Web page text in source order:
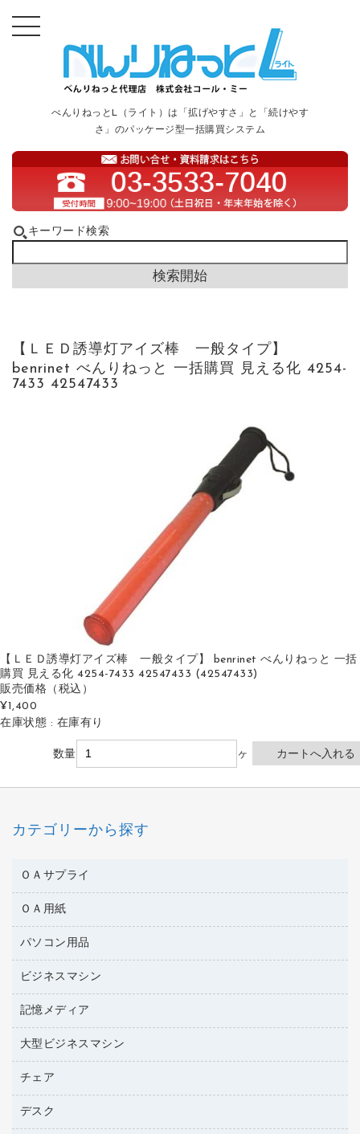
べんりねっとL（ライト）は「拡げやすさ」と「続けやす
さ」のパッケージ型一括購買システム
キーワード検索
【ＬＥＤ誘導灯アイズ棒 一般タイプ】
benrinet べんりねっと 一括購買 見える化 4254-
7433 42547433
【ＬＥＤ誘導灯アイズ棒 一般タイプ】 benrinet べんりねっと 一括
購買 見える化 4254-7433 42547433 (42547433)
販売価格 （税込）
¥1,400
在庫状態 : 在庫有り
数量 ヶ
カテゴリーから探す
ＯＡサプライ
互換インクカートリッジ
ワープロリボン
リサイクルトナー（リターン方式）
リサイクルトナー（プール方式）
リサイクルインクカートリッジ
ファクシミリトナー
トナーカートリッジ
コピートナー
ＯＡ用紙
名刺用紙
帳票用紙／フォーム用紙
ワープロ用紙
ラベル用紙
プロッター用紙
ハガキ用紙
その他コピー用紙・プリンタ用紙
パソコン用品
パソコン周辺機器
各種ケーブル
マウスパッド
マウス
パソコンバッグ／収納用品
ネットワーク／ＬＡＮ機器
ビジネスマシン
電話機
レーザープリンタ／複合機
メモリーカード
プロジェクタ
ファクシミリ
記憶メディア
ブルーレイディスク
ＣＤ－ＲＷ
ＣＤ－Ｒ
大型ビジネスマシン
プリンタ
チェア
応接イス・ベンチ
デスク